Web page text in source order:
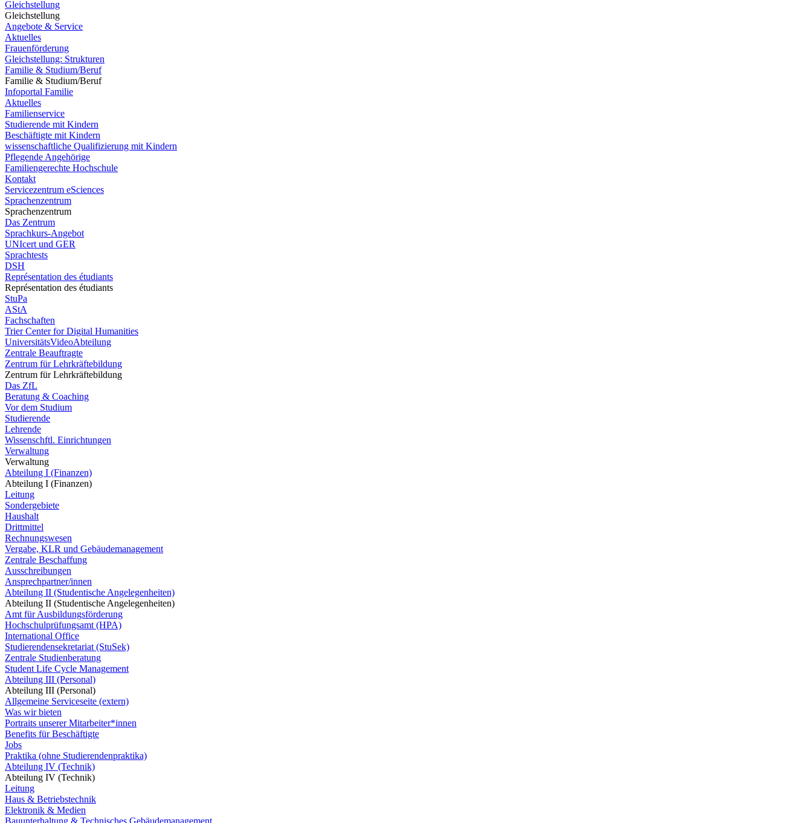
Gleichstellung
Gleichstellung
Angebote & Service
Aktuelles
Frauenförderung
Gleichstellung: Strukturen
Familie & Studium/Beruf
Familie & Studium/Beruf
Infoportal Familie
Aktuelles
Familienservice
Studierende mit Kindern
Beschäftigte mit Kindern
wissenschaftliche Qualifizierung mit Kindern
Pflegende Angehörige
Familiengerechte Hochschule
Kontakt
Servicezentrum eSciences
Sprachenzentrum
Sprachenzentrum
Das Zentrum
Sprachkurs-Angebot
UNIcert und GER
Sprachtests
DSH
Représentation des étudiants
Représentation des étudiants
StuPa
AStA
Fachschaften
Trier Center for Digital Humanities
UniversitätsVideoAbteilung
Zentrale Beauftragte
Zentrum für Lehrkräftebildung
Zentrum für Lehrkräftebildung
Das ZfL
Beratung & Coaching
Vor dem Studium
Studierende
Lehrende
Wissenschftl. Einrichtungen
Verwaltung
Verwaltung
Abteilung I (Finanzen)
Abteilung I (Finanzen)
Leitung
Sondergebiete
Haushalt
Drittmittel
Rechnungswesen
Vergabe, KLR und Gebäudemanagement
Zentrale Beschaffung
Ausschreibungen
Ansprechpartner/innen
Abteilung II (Studentische Angelegenheiten)
Abteilung II (Studentische Angelegenheiten)
Amt für Ausbildungsförderung
Hochschulprüfungsamt (HPA)
International Office
Studierendensekretariat (StuSek)
Zentrale Studienberatung
Student Life Cycle Management
Abteilung III (Personal)
Abteilung III (Personal)
Allgemeine Serviceseite (extern)
Was wir bieten
Portraits unserer Mitarbeiter*innen
Benefits für Beschäftigte
Jobs
Praktika (ohne Studierendenpraktika)
Abteilung IV (Technik)
Abteilung IV (Technik)
Leitung
Haus & Betriebstechnik
Elektronik & Medien
Bauunterhaltung & Technisches Gebäudemanagement